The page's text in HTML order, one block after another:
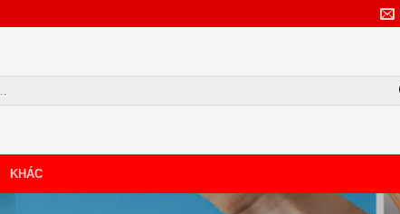
KHÁC TẢI BẢNG GIÁ